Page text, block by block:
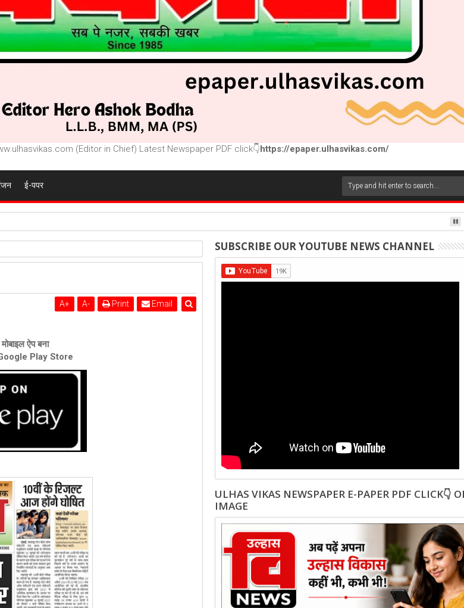
(Editor in Chief) Latest Newspaper PDF click👇https://epaper.ulhasvikas.com/
ई-पपर
A+ A- Print Email
ऐप बना
Play Store
SUBSCRIBE OUR YOUTUBE NEWS CHANNEL
ULHAS VIKAS NEWSPAPER E-PAPER PDF CLICK👇
IMAGE